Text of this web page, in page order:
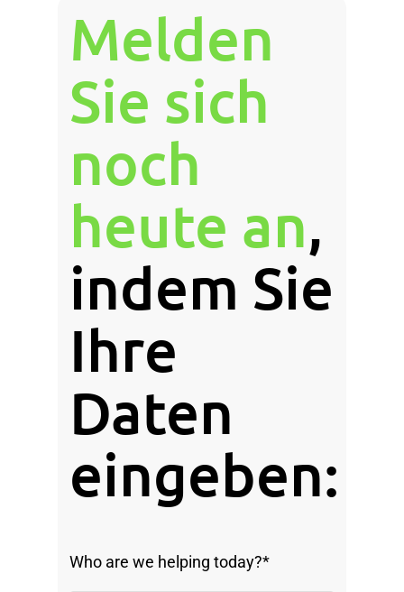
Melden
Sie sich
noch
heute an,
indem Sie
Ihre
Daten
eingeben:
Who are we helping today?*